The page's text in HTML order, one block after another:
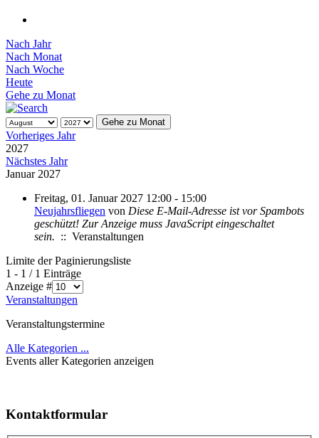
Nach Jahr
Nach Monat
Nach Woche
Heute
Gehe zu Monat
Gehe zu Monat
Vorheriges Jahr
2027
Nächstes Jahr
Januar 2027
Freitag, 01. Januar 2027 12:00 - 15:00
Neujahrsfliegen von Diese E-Mail-Adresse ist vor Spambots
geschützt! Zur Anzeige muss JavaScript eingeschaltet
sein. :: Veranstaltungen
Limite der Paginierungsliste
1 - 1 / 1 Einträge
Anzeige #
Veranstaltungen
Veranstaltungstermine
Alle Kategorien ...
Events aller Kategorien anzeigen
Kontaktformular